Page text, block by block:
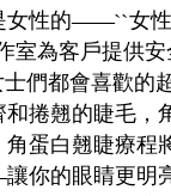
女性的——``女
室為客戶提供
們都會喜歡的
捲翹的睫毛，
蛋白翹睫療程
你的眼睛更明